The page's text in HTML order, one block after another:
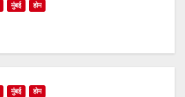
मुंबई होम
मुंबई होम